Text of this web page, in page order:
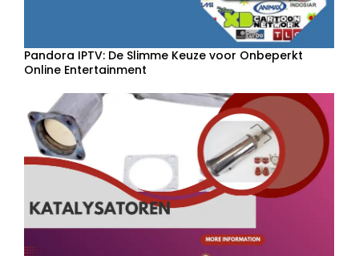
Pandora IPTV: De Slimme Keuze voor Onbeperkt
Online Entertainment